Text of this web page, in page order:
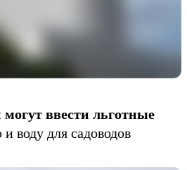
могут ввести льготные
воду для садоводов